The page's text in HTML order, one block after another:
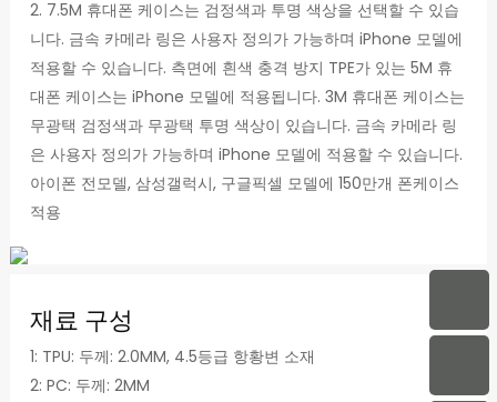
2. 7.5M 휴대폰 케이스는 검정색과 투명 색상을 선택할 수 있습
니다. 금속 카메라 링은 사용자 정의가 가능하며 iPhone 모델에
적용할 수 있습니다. 측면에 흰색 충격 방지 TPE가 있는 5M 휴
대폰 케이스는 iPhone 모델에 적용됩니다. 3M 휴대폰 케이스는
무광택 검정색과 무광택 투명 색상이 있습니다. 금속 카메라 링
은 사용자 정의가 가능하며 iPhone 모델에 적용할 수 있습니다.
아이폰 전모델, 삼성갤럭시, 구글픽셀 모델에 150만개 폰케이스
적용
재료 구성
1: TPU: 두께: 2.0MM, 4.5등급 항황변 소재
2: PC: 두께: 2MM